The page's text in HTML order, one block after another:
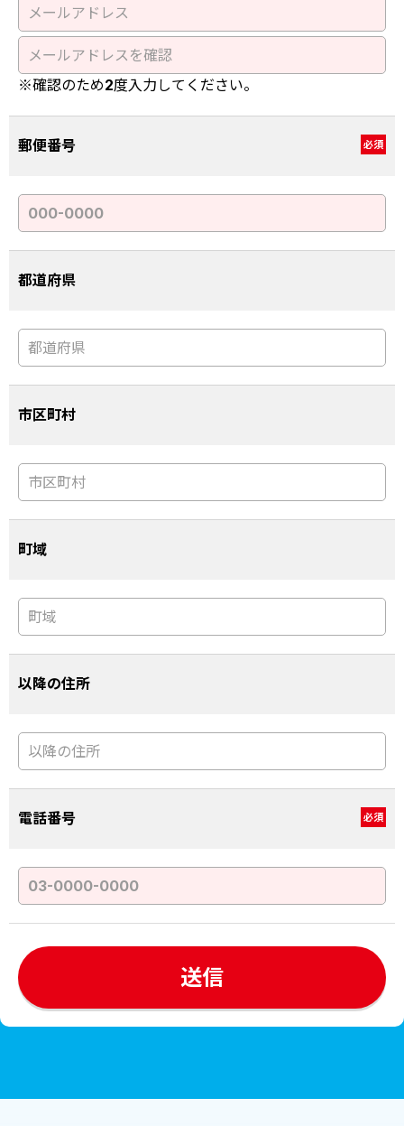
※確認のため2度入力してください。
郵便番号 必須
都道府県
市区町村
町域
以降の住所
電話番号 必須